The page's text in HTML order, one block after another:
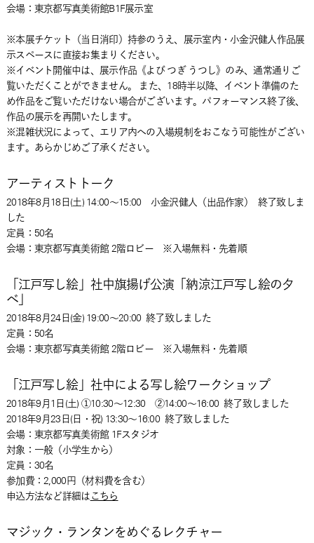
会場：東京都写真美術館B1F展示室
※本展チケット（当日消印）持参のうえ、展示室内・小金沢健人作品展
示スペースに直接お集まりください。
※イベント開催中は、展示作品《よび つぎ うつし》のみ、通常通りご
覧いただくことができません。 また、18時半以降、イベント準備のた
め作品をご覧いただけない場合がございます。パフォーマンス終了後、
作品の展示を再開いたします。
※混雑状況によって、エリア内への入場規制をおこなう可能性がござい
ます。あらかじめご了承ください。
アーティストトーク
2018年8月18日(土) 14:00～15:00 小金沢健人（出品作家） 終了致しま
した
定員：50名
会場：東京都写真美術館 2階ロビー ※入場無料・先着順
「江戸写し絵」社中旗揚げ公演「納涼江戸写し絵の夕
べ」
2018年8月24日(金) 19:00～20:00終了致しました
定員：50名
会場：東京都写真美術館 2階ロビー ※入場無料・先着順
「江戸写し絵」社中による写し絵ワークショップ
2018年9月1日(土) ①10:30～12:30 ②14:00～16:00 終了致しました
2018年9月23日(日・祝) 13:30～16:00 終了致しました
会場：東京都写真美術館 1Fスタジオ
対象：一般（小学生から）
定員：30名
参加費：2,000円（材料費を含む）
申込方法など詳細はこちら
マジック・ランタンをめぐるレクチャー